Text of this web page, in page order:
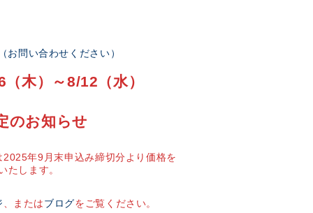
お問い合わせください）
木）～8/12（水）
のお知らせ
年9月末申込み締切分より価格を
たします。
、またはブログをご覧ください。